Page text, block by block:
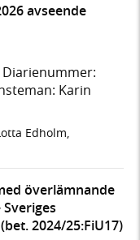
avseende
Diarienummer:
Karin
Edholm,
överlämnande
2024/25:FiU17)